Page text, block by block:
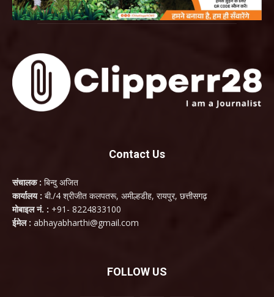
Contact Us
संचालक : बिन्दु अजित
कार्यालय : बी./4 श्रीजीत कलपतरू, अमील्हडीह, रायपुर, छत्तीसगढ़
मोबाइल नं. : +91- 8224833100
ईमेल : abhayabharthi@gmail.com
FOLLOW US